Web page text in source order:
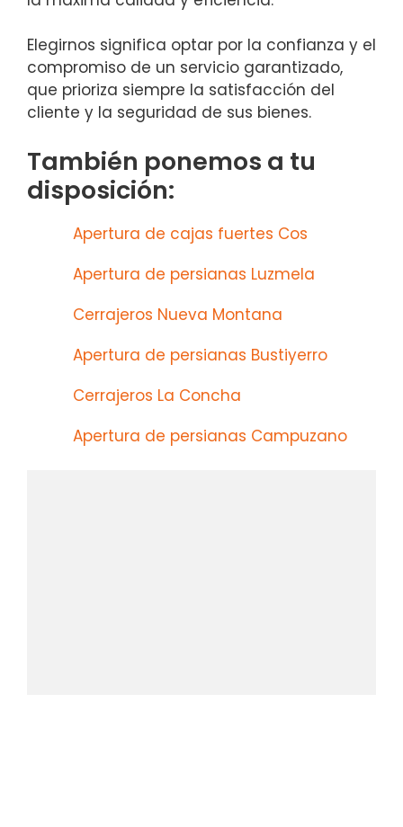
Elegirnos significa optar por la confianza y el
compromiso de un servicio garantizado,
que prioriza siempre la satisfacción del
cliente y la seguridad de sus bienes.
También ponemos a tu
disposición:
Apertura de cajas fuertes Cos
Apertura de persianas Luzmela
Cerrajeros Nueva Montana
Apertura de persianas Bustiyerro
Cerrajeros La Concha
Apertura de persianas Campuzano